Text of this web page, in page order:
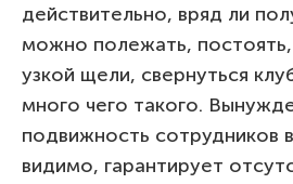
действительно, вряд ли
можно полежать, постоять,
узкой щели, свернуться
много чего такого.
подвижность сотрудников
видимо, гарантирует